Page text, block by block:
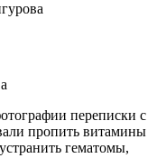
переписки с
пропить витамины
гематомы,